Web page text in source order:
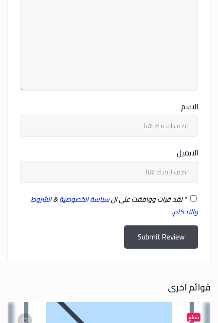
الاسم
الايميل
*لقد قرات ووافقت على السياسة الخصوصية&الشروط
والاحكام.
Submit Review
قوائم اخرى
شائع